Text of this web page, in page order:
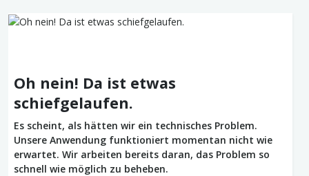
Oh nein! Da ist etwas
schiefgelaufen.
Es scheint, als hätten wir ein technisches Problem.
Unsere Anwendung funktioniert momentan nicht wie
erwartet. Wir arbeiten bereits daran, das Problem so
schnell wie möglich zu beheben.